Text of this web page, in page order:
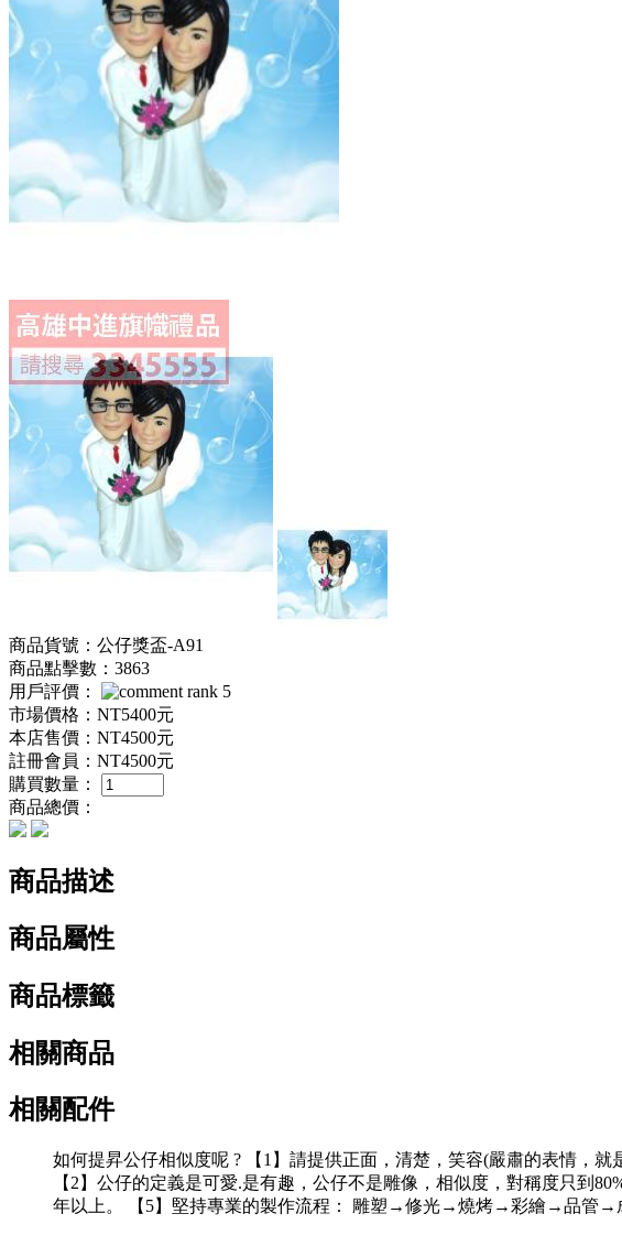
商品貨號：公仔獎盃-A91
商品點擊數：3863
用戶評價：
市場價格： NT5400元
本店售價： NT4500元
註冊會員： NT4500元
購買數量：
商品總價：
商品描述
商品屬性
商品標籤
相關商品
相關配件
如何提昇公仔相似度呢 ? 【1】請提供正面，清楚，笑容(嚴肅的表情，
【2】公仔的定義是可愛.是有趣，公仔不是雕像，相似度，對稱度只到
年以上。 【5】堅持專業的製作流程： 雕塑→修光→燒烤→彩繪→品管→